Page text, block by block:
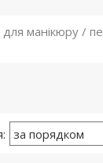
манікюру /